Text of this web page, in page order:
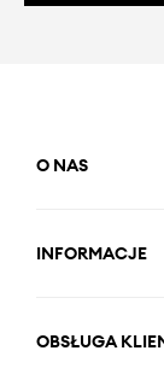
O NAS
INFORMACJE
OBSŁUGA